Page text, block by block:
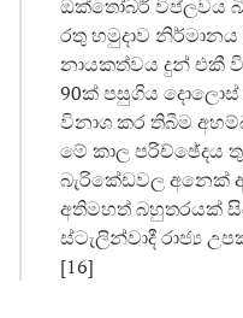
ඔක්තෝබර් විප්ලවය
රතු හමුදාව
නායකත්වය දුන් එකී
90ක් පසුගිය දොලොස්
විනාශ කර තිබීම
මේ කාල පරිච්ඡේදය
බැරිකේඩවල අනෙක්
අතිමහත් බහුතරයක්
ස්ටැලින්වාදී රාජ්‍ය
[16]